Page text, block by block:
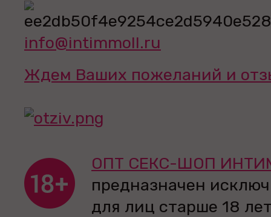
info@intimmoll.ru
Ждем Ваших пожеланий и
ОПТ СЕКС-ШОП
предназначен
для лиц старше 18